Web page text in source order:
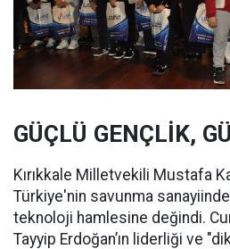
GÜÇLÜ GENÇLİK,
Kırıkkale Milletvekili Mustafa
Türkiye'nin savunma
teknoloji hamlesine değindi.
Tayyip Erdoğan’ın liderliği ve